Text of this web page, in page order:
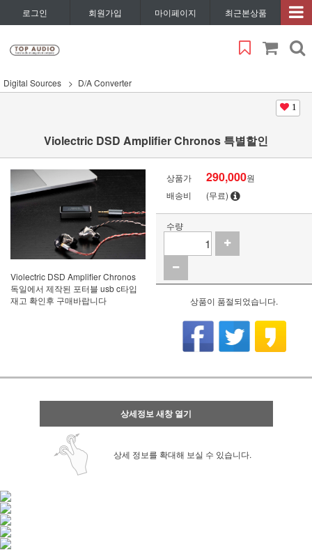
로그인 회원가입 마이페이지 최근본상품
Digital Sources D/A Converter
1
Violectric DSD Amplifier Chronos 특별할인
Violectric DSD Amplifier Chronos
독일에서 제작된 포터블 usb c타입
재고 확인후 구매바랍니다
상품가 290,000원
배송비
(무료)
수량
상품이 품절되었습니다.
상세정보 새창 열기
상세 정보를 확대해 보실 수 있습니다.